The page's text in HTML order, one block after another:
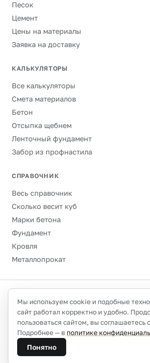
Песок
Цемент
Цены на материалы
Заявка на доставку
КАЛЬКУЛЯТОРЫ
Все калькуляторы
Смета материалов
Бетон
Отсыпка щебнем
Ленточный фундамент
Забор из профнастила
СПРАВОЧНИК
Весь справочник
Сколько весит куб
Марки бетона
Фундамент
Кровля
Металлопрокат
Разработка отиванов.сайт
О проекте и контактыПолитика
Обработка персональных данных
Плотности указаны ориентировочно
состояние) — калибруйте по паспорту
Мы используем cookie и подобные
сайт работал корректно и удобно.
пользоваться сайтом, вы соглашаетесь
Подробнее — в политике
Понятно